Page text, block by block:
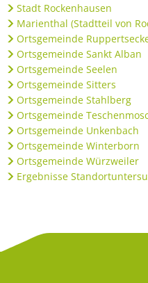
Stadt Rockenhausen
Marienthal (Stadtteil von
Ortsgemeinde
Ortsgemeinde Sankt Alban
Ortsgemeinde Seelen
Ortsgemeinde Sitters
Ortsgemeinde Stahlberg
Ortsgemeinde
Ortsgemeinde Unkenbach
Ortsgemeinde Winterborn
Ortsgemeinde Würzweiler
Ergebnisse